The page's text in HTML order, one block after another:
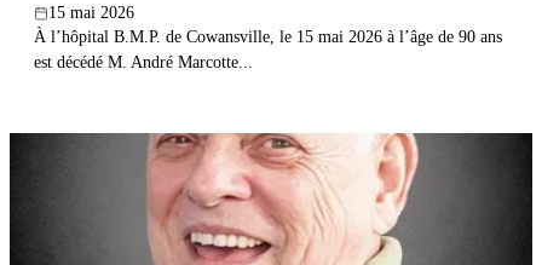
15 mai 2026
À l’hôpital B.M.P. de Cowansville, le 15 mai 2026 à l’âge de 90 ans
est décédé M. André Marcotte...